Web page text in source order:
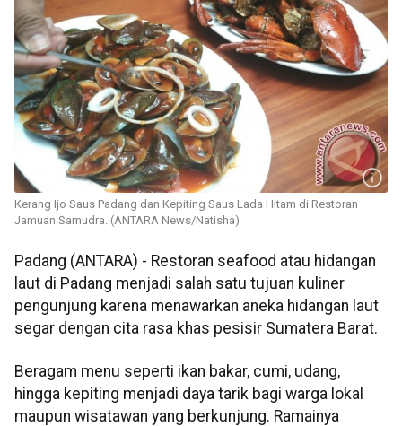
Kerang Ijo Saus Padang dan Kepiting Saus Lada Hitam di Restoran
Jamuan Samudra. (ANTARA News/Natisha)
Padang (ANTARA) - Restoran seafood atau hidangan
laut di Padang menjadi salah satu tujuan kuliner
pengunjung karena menawarkan aneka hidangan laut
segar dengan cita rasa khas pesisir Sumatera Barat.
Beragam menu seperti ikan bakar, cumi, udang,
hingga kepiting menjadi daya tarik bagi warga lokal
maupun wisatawan yang berkunjung. Ramainya